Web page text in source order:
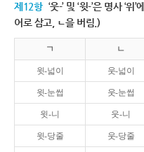
제12항 ‘웃-’ 및 ‘윗-’은 명사 ‘
어로 삼고, ㄴ을 버림.)
ㄱ ㄴ
윗-넓이 웃-넓이
윗-눈썹 웃-눈썹
윗-니 웃-니
윗-당줄 웃-당줄